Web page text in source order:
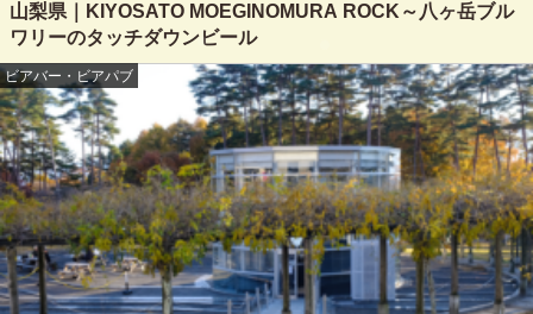
山梨県｜KIYOSATO MOEGINOMURA ROCK～八ヶ岳ブル
ワリーのタッチダウンビール
ビアバー・ビアパブ